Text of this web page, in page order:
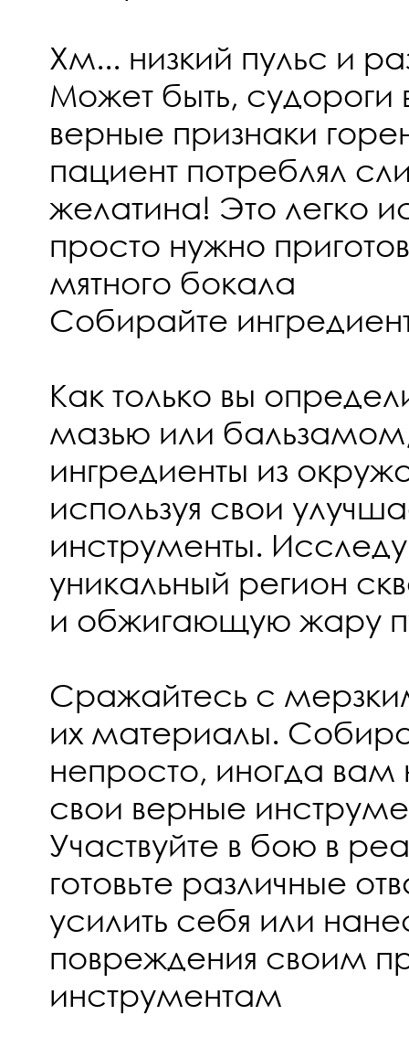
Хм... низкий пульс и
Может быть, судороги
верные признаки
пациент потреблял
желатина! Это легко
просто нужно
мятного бокала
Собирайте
Как только вы
мазью или
ингредиенты из
используя свои
инструменты.
уникальный регион
и обжигающую жару
Сражайтесь с
их материалы.
непросто, иногда вам
свои верные
Участвуйте в бою в
готовьте различные
усилить себя или
повреждения своим
инструментам